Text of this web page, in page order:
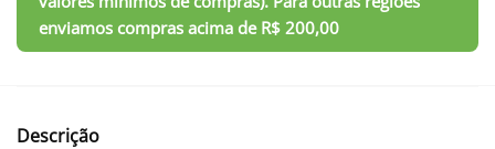
Descrição